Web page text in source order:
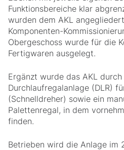
Funktionsbereiche klar
wurden dem AKL
Komponenten-
Obergeschoss wurde für die
Fertigwaren ausgelegt.
Ergänzt wurde das AKL durch
Durchlaufregalanlage (DLR)
(Schnelldreher) sowie ein
Palettenregal, in dem
finden.
Betrieben wird die Anlage im